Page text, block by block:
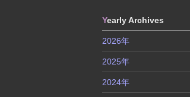
Yearly Archives
2026年
2025年
2024年